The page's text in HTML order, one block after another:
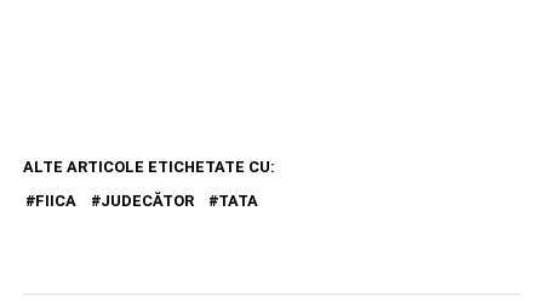
ALTE ARTICOLE ETICHETATE CU:
FIICA
JUDECĂTOR TATA